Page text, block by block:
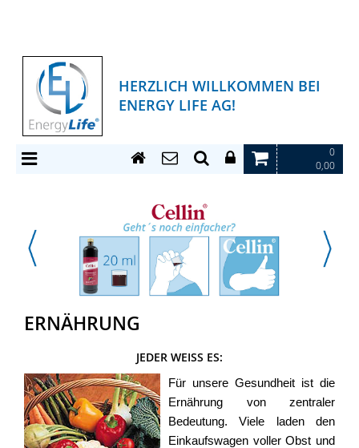
HERZLICH WILLKOMMEN BEI
ENERGY LIFE AG!
0
0,00
ERNÄHRUNG
JEDER WEISS ES:
Für unsere Gesundheit ist die
Ernährung von zentraler
Bedeutung. Viele laden den
Einkaufswagen voller Obst und